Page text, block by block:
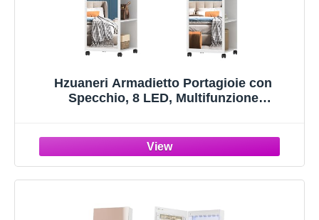
Hzuaneri Armadietto Portagioie con
Specchio, 8 LED, Multifunzione
Bianco e Beige JC17003BE